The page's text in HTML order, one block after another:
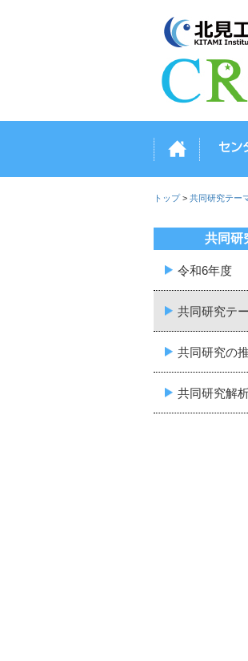
トップ
トップ> 共同研究テー
共同研
令和6年度
共同研究テ
共同研究の
共同研究解